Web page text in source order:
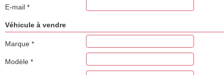
E-mail *
Véhicule à vendre
Marque *
Modèle *